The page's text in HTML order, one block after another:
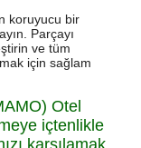
koruyucu bir
Parçayı
ve tüm
için sağlam
Otel
içtenlikle
karşılamak